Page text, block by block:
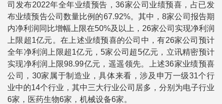
司发布2022年全年业绩预告，36家公司业绩预喜，占已发
布业绩预告公司数量比例的67.92%。其中，8家公司报告期
内净利润同比增幅上限在50%及以上，26家公司实现净利润
上限超1亿元。在上述业绩预喜的公司中，有26家公司预计
全年净利润上限超1亿元，5家公司超5亿元，立讯精密预计
实现净利润上限98.99亿元，遥遥领先。上述36家业绩预喜
公司，30家属于制造业，具体来看，涉及申万一级31个行
业中的14个行业，其中三大行业公司居多，分别为电子行业
6家，医药生物6家，机械设备6家。